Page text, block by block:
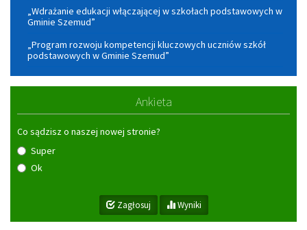
„Wdrażanie edukacji włączającej w szkołach podstawowych w
Gminie Szemud”
„Program rozwoju kompetencji kluczowych uczniów szkół
podstawowych w Gminie Szemud”
Ankieta
Co sądzisz o naszej nowej stronie?
Super
Ok
Zagłosuj Wyniki